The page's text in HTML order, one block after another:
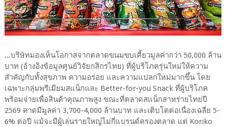
...บริษัทมองเห็นโอกาสจากตลาดขนมขบเคี้ยวมูลค่ากว่า 50,000 ล้าน
บาท (อ้างอิงข้อมูลศูนย์วิจัยกสิกรไทย) ที่ผู้บริโภครุ่นใหม่ให้ความ
สำคัญกับทั้งสุขภาพ ความอร่อย และความแปลกใหม่มากขึ้น โดย
เฉพาะกลุ่มพรีเมียมสแน็กและ Better-for-you Snack ที่ผู้บริโภค
พร้อมจ่ายเพื่อสินค้าคุณภาพสูง ขณะที่ตลาดสแน็กสาหร่ายไทยปี
2569 คาดมีมูลค่า 3,700-4,000 ล้านบาท และเติบโตต่อเนื่องเฉลี่ย 5-
6% ต่อปี แม้จะมีผู้เล่นรายใหญ่ไม่กี่แบรนด์ครองตลาด แต่ Koriko